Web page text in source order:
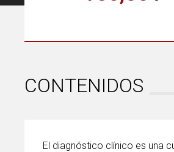
CONTENIDOS
El diagnóstico clínico es una